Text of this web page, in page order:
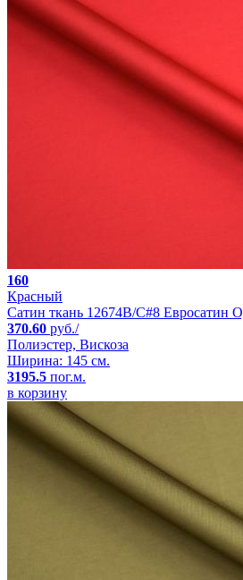
160
Красный
Сатин ткань 12674B/C#8 Евросатин
370.60 руб./
Полиэстер, Вискоза
Ширина: 145 см.
3195.5 пог.м.
в корзину